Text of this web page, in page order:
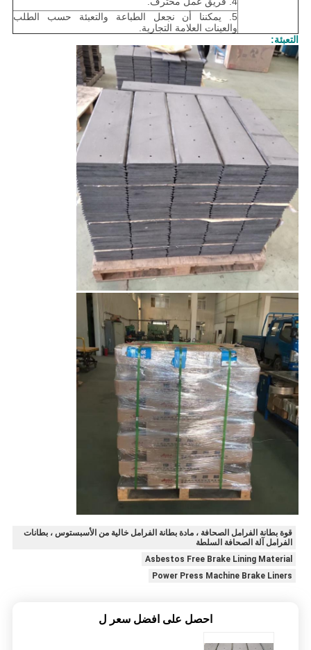
5. يمكننا أن نجعل الطباعة والتعبئة حسب الطلب
والعينات العلامة التجارية.
التعبئة:
قوة بطانة الفرامل الصحافة ، مادة بطانة الفرامل خالية من الأسبستوس ، بطانات
الفرامل آلة الصحافة السلطة
Asbestos Free Brake Lining Material
Power Press Machine Brake Liners
احصل على افضل سعر ل